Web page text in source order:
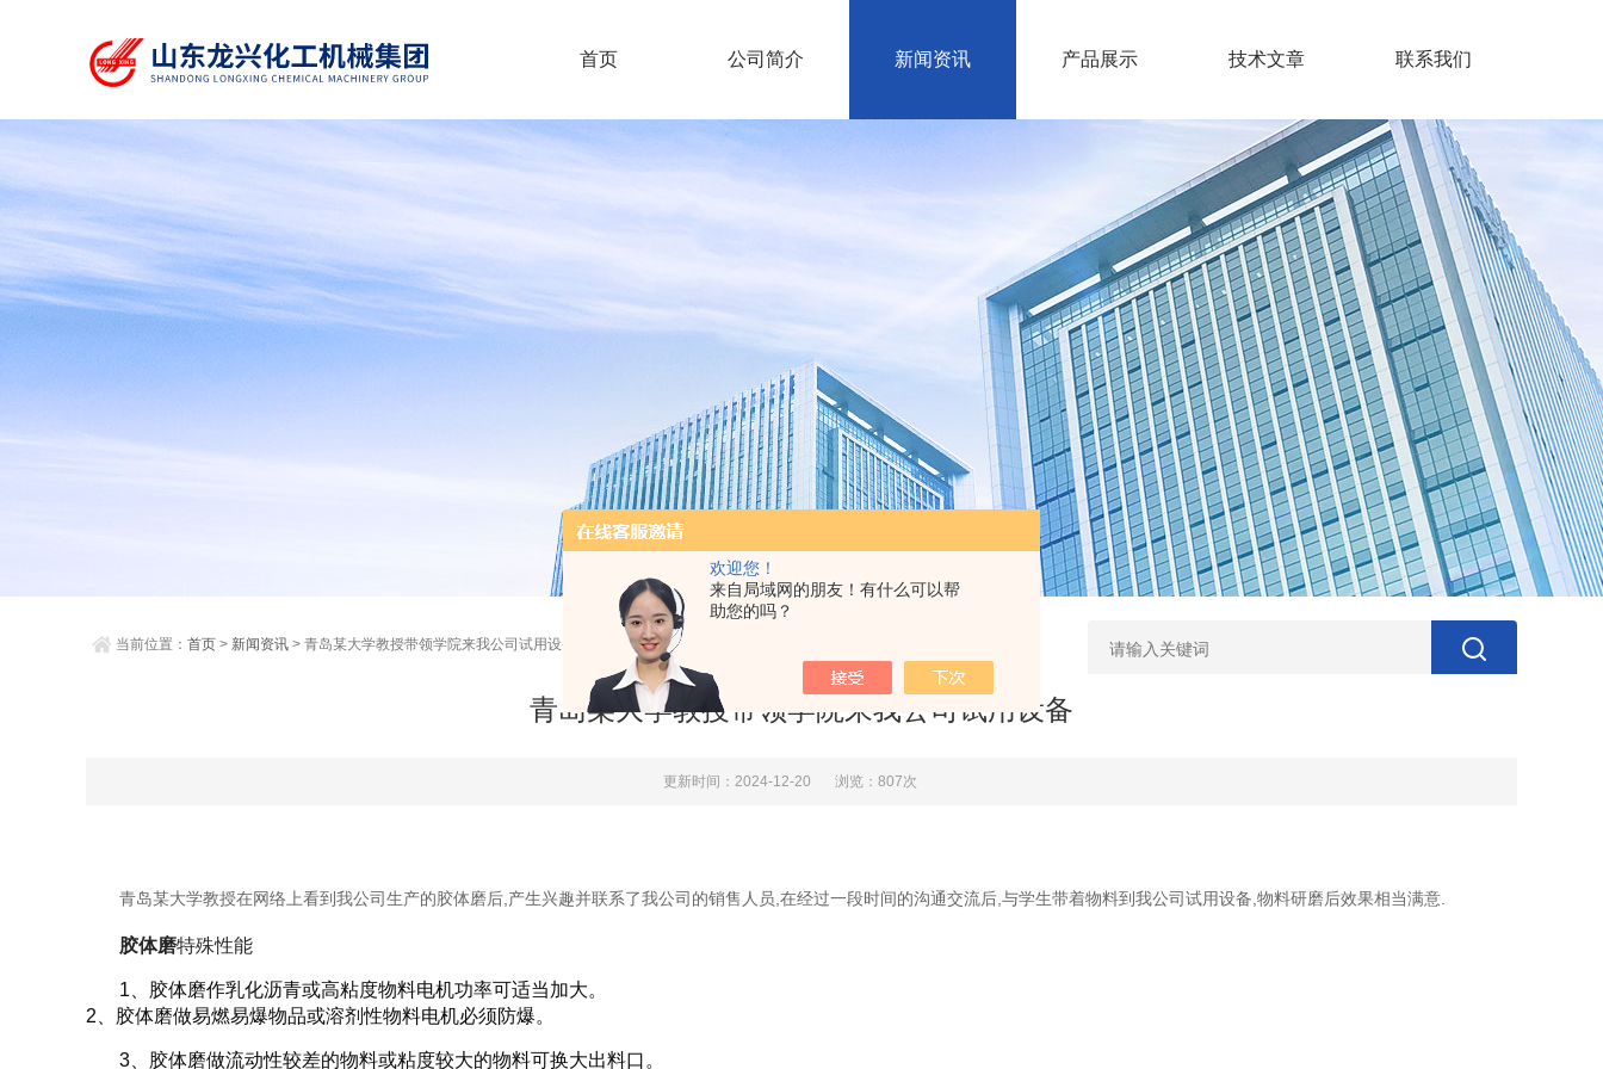
欢迎您！
来自局域网的朋友！有什么可以帮
助您的吗？
首页 公司简介 新闻资讯 产品展示 技术文章 联系我们
当前位置： 首页 > 新闻资讯 > 青岛某大学教授带领学院来我公司试用设备
青岛某大学教授带领学院来我公司试用设备
更新时间：2024-12-20 浏览：807次
青岛某大学教授在网络上看到我公司生产的胶体磨后,产生兴趣并联系了我公司的销售人员,在经过一段时间的沟通交流后,与学生带着物料到我公司试用设备,物料研磨后效果相当满意.
胶体磨特殊性能
1、胶体磨作乳化沥青或高粘度物料电机功率可适当加大。
2、胶体磨做易燃易爆物品或溶剂性物料电机必须防爆。
3、胶体磨做流动性较差的物料或粘度较大的物料可换大出料口。